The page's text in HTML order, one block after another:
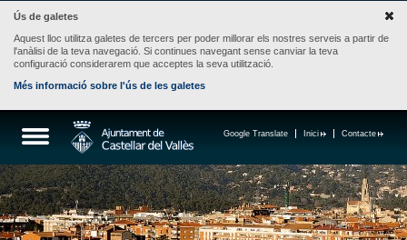
Ús de galetes
Aquest lloc utilitza galetes de tercers per poder millorar els nostres serveis a partir de
l'anàlisi de la teva navegació. Si continues navegant sense canviar la teva
configuració considerarem que acceptes la seva utilització.
Més informació sobre l'ús de les galetes
Contacte
Inici
Google Translate